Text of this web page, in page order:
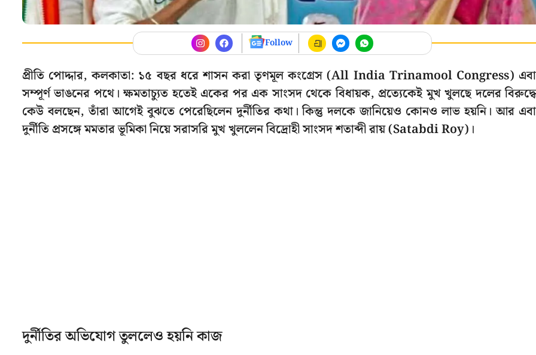
Follow
প্রীতি পোদ্দার, কলকাতা: ১৫ বছর ধরে শাসন করা তৃণমূল কংগ্রেস (All India Trinamool Congress)
সম্পূর্ণ ভাঙনের পথে। ক্ষমতাচ্যুত হতেই একের পর এক সাংসদ থেকে বিধায়ক, প্রত্যেকেই মুখ খুলছে দলের
কেউ বলছেন, তাঁরা আগেই বুঝতে পেরেছিলেন দুর্নীতির কথা। কিন্তু দলকে জানিয়েও কোনও লাভ হয়নি। আর
দুর্নীতি প্রসঙ্গে মমতার ভূমিকা নিয়ে সরাসরি মুখ খুললেন বিদ্রোহী সাংসদ শতাব্দী রায় (Satabdi Roy)।
দুর্নীতির অভিযোগ তুললেও হয়নি কাজ